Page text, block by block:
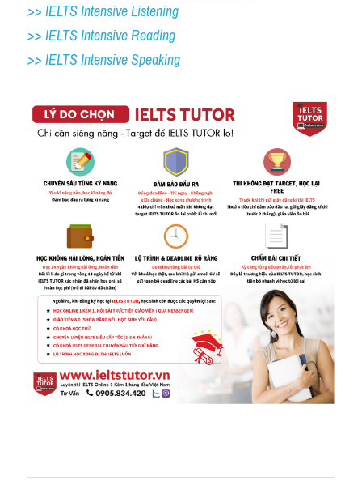
>> IELTS Intensive Listening
>> IELTS Intensive Reading
>> IELTS Intensive Speaking